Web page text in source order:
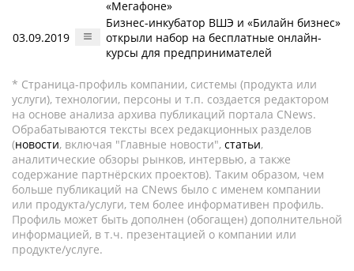
«Мегафоне»
03.09.2019
Бизнес-инкубатор ВШЭ и «Билайн бизнес»
открыли набор на бесплатные онлайн-
курсы для предпринимателей
* Страница-профиль компании, системы (продукта или
услуги), технологии, персоны и т.п. создается редактором
на основе анализа архива публикаций портала CNews.
Обрабатываются тексты всех редакционных разделов
(новости, включая "Главные новости", статьи,
аналитические обзоры рынков, интервью, а также
содержание партнёрских проектов). Таким образом, чем
больше публикаций на CNews было с именем компании
или продукта/услуги, тем более информативен профиль.
Профиль может быть дополнен (обогащен) дополнительной
информацией, в т.ч. презентацией о компании или
продукте/услуге.